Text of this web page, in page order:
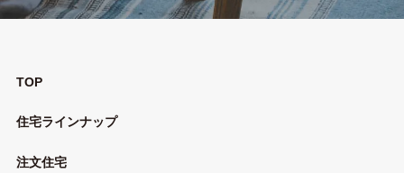
TOP
住宅ラインナップ
注文住宅